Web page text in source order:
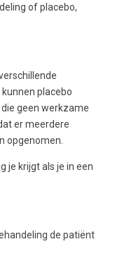
of placebo,
placebo
geen werkzame
er meerdere
opgenomen.
je krijgt als je in een
de patiënt